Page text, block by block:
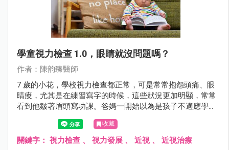
學童視力檢查 1.0，眼睛就沒問題嗎？
作者：陳韵臻醫師
7 歲的小花，學校視力檢查都正常，可是常常抱怨頭痛、眼
睛痠，尤其是在練習寫字的時候，這些狀況更加明顯，常常
看到他皺著眉頭寫功課。爸媽一開始以為是孩子不適應學校
的生活，想說一陣子應該就是適應了，但小華的抱怨越來越
多，甚至會逃避閱讀或一些近距離的用眼活動。
收藏
關鍵字： 視力檢查 、 視力發展 、 近視 、 近視治療